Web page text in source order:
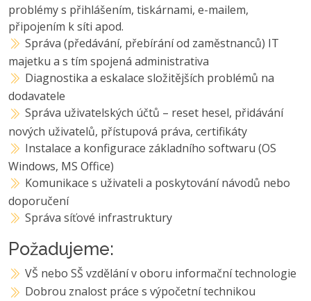
problémy s přihlášením, tiskárnami, e-mailem,
připojením k síti apod.
Správa (předávání, přebírání od zaměstnanců) IT
majetku a s tím spojená administrativa
Diagnostika a eskalace složitějších problémů na
dodavatele
Správa uživatelských účtů – reset hesel, přidávání
nových uživatelů, přístupová práva, certifikáty
Instalace a konfigurace základního softwaru (OS
Windows, MS Office)
Komunikace s uživateli a poskytování návodů nebo
doporučení
Správa síťové infrastruktury
Požadujeme:
VŠ nebo SŠ vzdělání v oboru informační technologie
Dobrou znalost práce s výpočetní technikou